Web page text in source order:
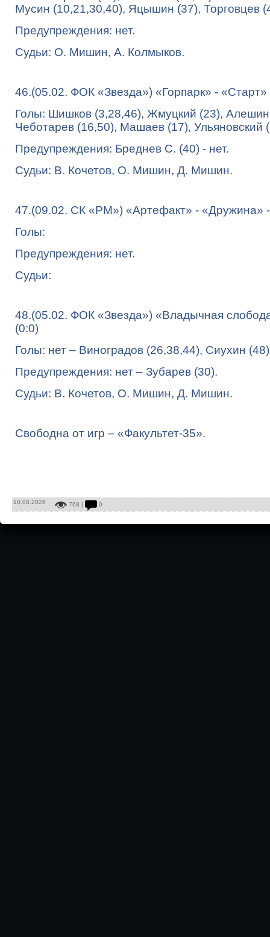
Мусин (10,21,30,40), Яцышин (37), Торговцев
Предупреждения: нет.
Судьи: О. Мишин, А. Колмыков.
46.(05.02. ФОК «Звезда») «Горпарк» - «Старт»
Голы: Шишков (3,28,46), Жмуцкий (23), Алешин
Чеботарев (16,50), Машаев (17), Ульяновский
Предупреждения: Бреднев С. (40) - нет.
Судьи: В. Кочетов, О. Мишин, Д. Мишин.
47.(09.02. СК «РМ») «Артефакт» - «Дружина» -
Голы:
Предупреждения: нет.
Судьи:
48.(05.02. ФОК «Звезда») «Владычная
(0:0)
Голы: нет – Виноградов (26,38,44), Сиухин
Предупреждения: нет – Зубарев (30).
Судьи: В. Кочетов, О. Мишин, Д. Мишин.
Свободна от игр – «Факультет-35».
10.08.2026 768 | 0